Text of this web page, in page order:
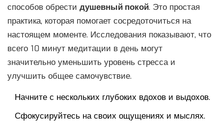
способов обрести душевный покой. Это простая
практика, которая помогает сосредоточиться на
настоящем моменте. Исследования показывают, что
всего 10 минут медитации в день могут
значительно уменьшить уровень стресса и
улучшить общее самочувствие.
Начните с нескольких глубоких вдохов и выдохов.
Сфокусируйтесь на своих ощущениях и мыслях.